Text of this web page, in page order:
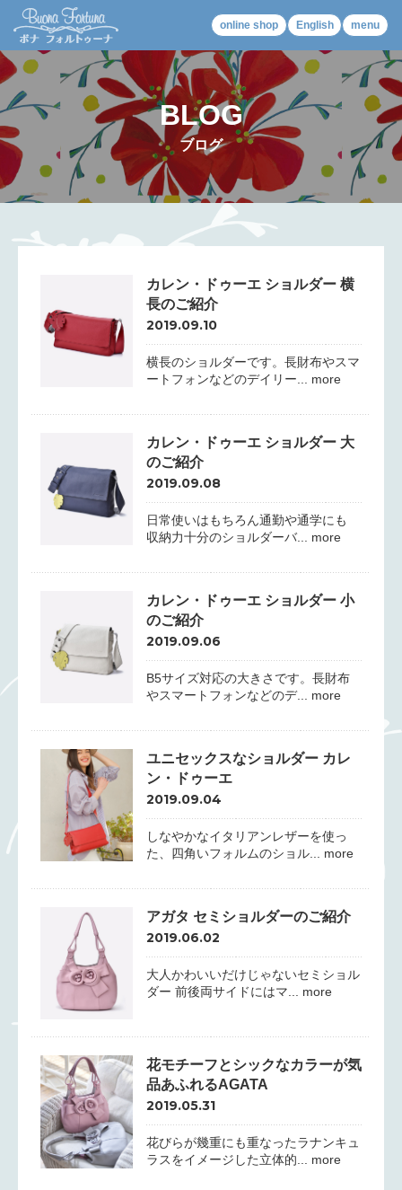
online shop English menu
BLOG
ブログ
カレン・ドゥーエ ショルダー 横
長のご紹介
2019.09.10
横長のショルダーです。長財布やスマ
ートフォンなどのデイリー... more
カレン・ドゥーエ ショルダー 大
のご紹介
2019.09.08
日常使いはもちろん通勤や通学にも
収納力十分のショルダーバ... more
カレン・ドゥーエ ショルダー 小
のご紹介
2019.09.06
B5サイズ対応の大きさです。長財布
やスマートフォンなどのデ... more
ユニセックスなショルダー カレ
ン・ドゥーエ
2019.09.04
しなやかなイタリアンレザーを使っ
た、四角いフォルムのショル... more
アガタ セミショルダーのご紹介
2019.06.02
大人かわいいだけじゃないセミショル
ダー 前後両サイドにはマ... more
花モチーフとシックなカラーが気
品あふれるAGATA
2019.05.31
花びらが幾重にも重なったラナンキュ
ラスをイメージした立体的... more